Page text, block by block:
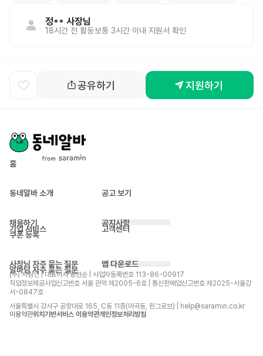
정** 사장님
18시간 전 활동 보통 3시간 이내 지원서 확인
공유하기 지원하기
홈
동네알바 소개 공고 보기
채용하기
기업 서비스
쿠폰 등록
공지사항
고객센터
사장님 자주 묻는 질문
알바님 자주 묻는 질문
앱 다운로드
(주) 사람인 | 대표이사 황현순 | 사업자등록번호 113-86-00917
직업정보제공사업신고번호 서울 관악 제2005-6호 | 통신판매업신고번호 제2025-서울강
서-0847호
서울특별시 강서구 공항대로 165, C동 11층(마곡동, 원그로브) | help@saramin.co.kr
이용약관위치기반서비스 이용약관개인정보처리방침